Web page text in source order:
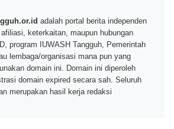
adalah portal berita independen
keterkaitan, maupun hubungan
program IUWASH Tangguh, Pemerintah
lembaga/organisasi mana pun yang
domain ini. Domain ini diperoleh
domain expired secara sah. Seluruh
merupakan hasil kerja redaksi